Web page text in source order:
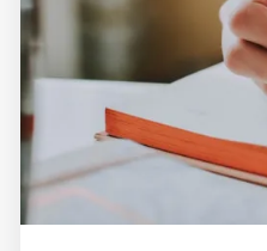
5 Günde İngilizce
Dil Eğitimi
En Hızlı İngilizce